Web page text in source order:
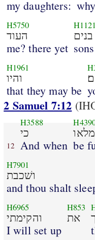
my daughters: why
H5750
העוד
me? there yet
H1121
sons
H1961
והיו
that they may be
2 Samuel 7:12
12
H3588
כי
And when be
H7901
ושׁכבת
and thou shalt
H6965
והקימתי
I will set up
H853
את